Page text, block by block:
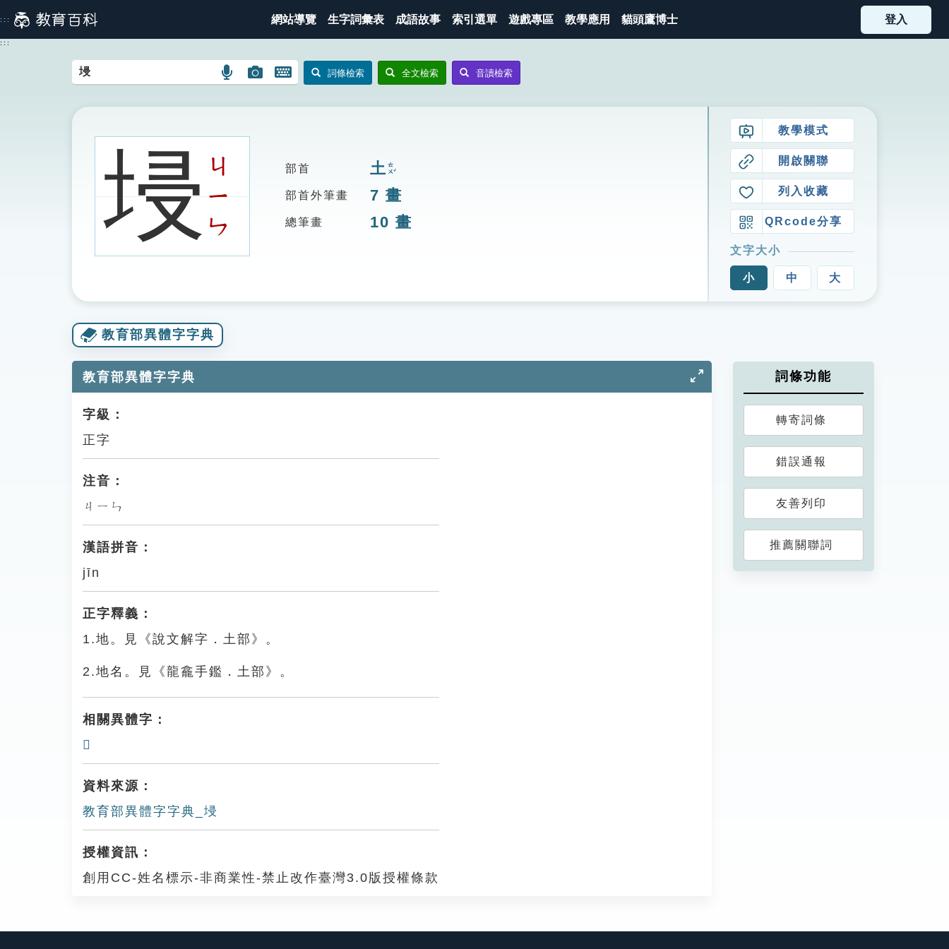
到
主
::: 網站導覽 生字詞彙表 成語故事 索引選單 遊戲專區 教學應用 貓頭鷹博士 登入
:::
語
搜
圖
圖
搜
開
鍵
詞條檢索 全文檢索 音讀檢索
埐ㄐ
ㄧ
ㄣ
部首 土ㄊㄨˇ
部首外筆畫 7 畫
總筆畫 10 畫
教學模式
開啟關聯
列入收藏
QRcode分享
文字大小
小 中 大
教育部異體字字典
教育部異體字字典
字級：
正字
注音：
ㄐㄧㄣ
漢語拼音：
jīn
正字釋義：
1.地。見《說文解字．土部》。
2.地名。見《龍龕手鑑．土部》。
相關異體字：
𡎹
資料來源：
教育部異體字字典_埐
授權資訊：
創用CC-姓名標示-非商業性-禁止改作臺灣3.0版授權條款
詞條功能
轉寄詞條
錯誤通報
友善列印
推薦關聯詞